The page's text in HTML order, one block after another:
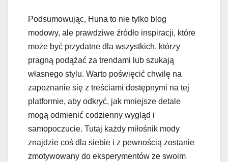
Podsumowując, Huna to nie tylko blog
modowy, ale prawdziwe źródło inspiracji, które
może być przydatne dla wszystkich, którzy
pragną podążać za trendami lub szukają
własnego stylu. Warto poświęcić chwilę na
zapoznanie się z treściami dostępnymi na tej
platformie, aby odkryć, jak mniejsze detale
mogą odmienić codzienny wygląd i
samopoczucie. Tutaj każdy miłośnik mody
znajdzie coś dla siebie i z pewnością zostanie
zmotywowany do eksperymentów ze swoim